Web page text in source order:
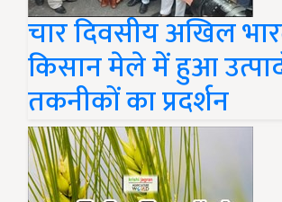
चार दिवसीय अखिल
किसान मेले में हुआ
तकनीकों का प्रदर्शन